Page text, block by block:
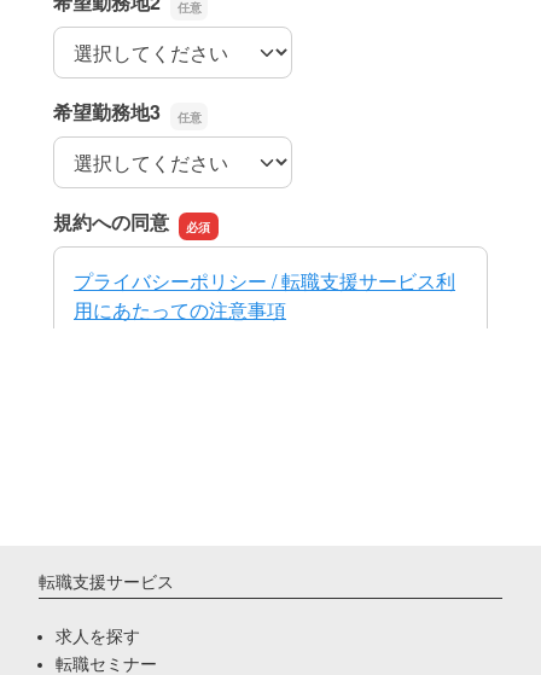
転職支援サービス
求人を探す
転職セミナー